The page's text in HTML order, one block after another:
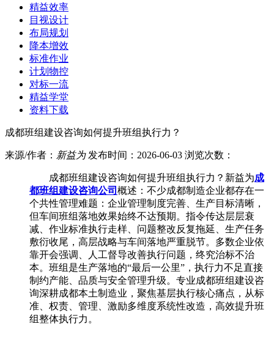
精益效率
目视设计
布局规划
降本增效
标准作业
计划物控
对标一流
精益学堂
资料下载
成都班组建设咨询如何提升班组执行力？
来源/作者： 新益为发布时间：2026-06-03 浏览次数：
成都班组建设咨询如何提升班组执行力？新益为成
都班组建设咨询公司 概述：不少成都制造企业都存在一
个共性管理难题：企业管理制度完善、生产目标清晰，
但车间班组落地效果始终不达预期。指令传达层层衰
减、作业标准执行走样、问题整改反复拖延、生产任务
敷衍收尾，高层战略与车间落地严重脱节。多数企业依
靠开会强调、人工督导改善执行问题，终究治标不治
本。班组是生产落地的“最后一公里”，执行力不足直接
制约产能、品质与安全管理升级。专业成都班组建设咨
询深耕成都本土制造业，聚焦基层执行核心痛点，从标
准、权责、管理、激励多维度系统性改造，高效提升班
组整体执行力。